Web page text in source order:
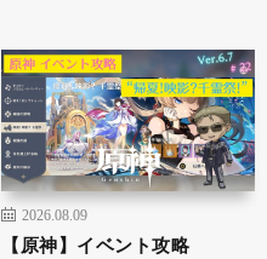
2026.08.09
【原神】イベント攻略